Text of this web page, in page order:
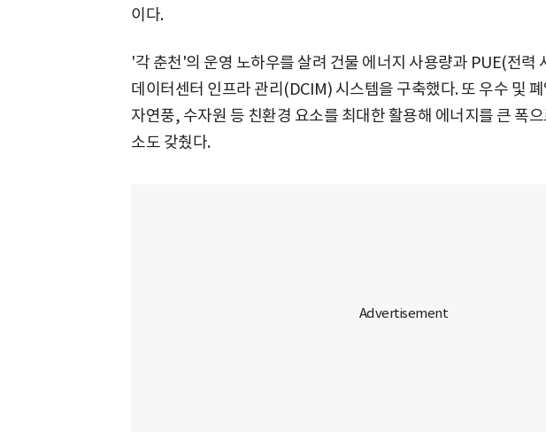
이다.
'각 춘천'의 운영 노하우를 살려 건물 에너지 사용량과 PUE(전력
데이터센터 인프라 관리(DCIM) 시스템을 구축했다. 또 우수 및
자연풍, 수자원 등 친환경 요소를 최대한 활용해 에너지를 큰 폭
소도 갖췄다.